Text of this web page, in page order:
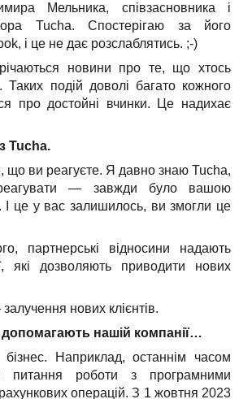
Мельника, співзасновника і
Tucha. Спостерігаю за його
і це не дає розслаблятись. ;-)
новини про те, що хтось
Таких подій доволі багато кожного
про достойні вчинки. Це надихає
Tucha.
що ви реагуєте. Я давно знаю Tucha,
— завжди було вашою
це у вас залишилось, ви змогли це
партнерські відносини надають
які дозволяють приводити нових
нових клієнтів.
допомагають нашій компанії…
Наприклад, останнім часом
питання роботи з програмними
операцій. З 1 жовтня 2023